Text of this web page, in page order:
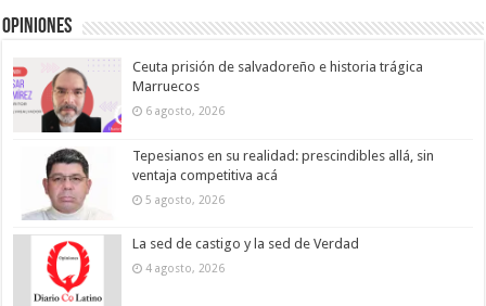
Opiniones
Ceuta prisión de salvadoreño e historia trágica
Marruecos
6 agosto, 2026
Tepesianos en su realidad: prescindibles allá, sin
ventaja competitiva acá
5 agosto, 2026
La sed de castigo y la sed de Verdad
4 agosto, 2026